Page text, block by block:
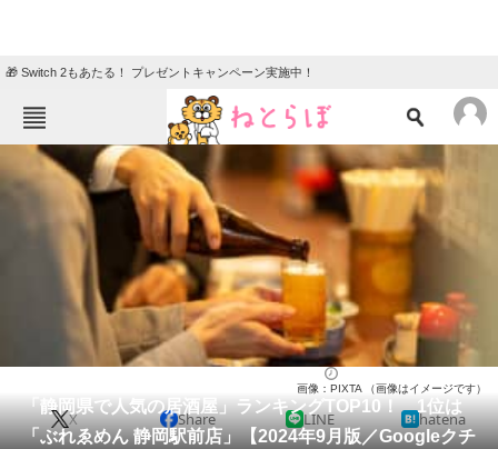
🎁 Switch 2もあたる！ プレゼントキャンペーン実施中！
ねとらぼメニュー
TOP ニュース
エンタメ クイズ
地域
教育・育児
リサーチ
会員記事
「静岡県で人気の居酒屋」ランキングTOP10！ 1位は
「ぶれゑめん 静岡駅前店」【2024年9月版／Googleクチ
画像：PIXTA （画像はイメージです）
X Share LINE hatena